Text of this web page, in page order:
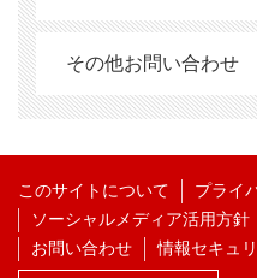
その他お問い合わせ
このサイトについて
プライ
ソーシャルメディア活用方針
お問い合わせ
情報セキュ